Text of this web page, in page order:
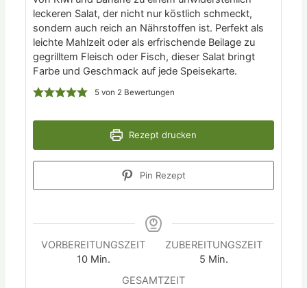
leckeren Salat, der nicht nur köstlich schmeckt,
sondern auch reich an Nährstoffen ist. Perfekt als
leichte Mahlzeit oder als erfrischende Beilage zu
gegrilltem Fleisch oder Fisch, dieser Salat bringt
Farbe und Geschmack auf jede Speisekarte.
5 von 2 Bewertungen
Rezept drucken
Pin Rezept
VORBEREITUNGSZEIT
10 Min.
ZUBEREITUNGSZEIT
5 Min.
GESAMTZEIT